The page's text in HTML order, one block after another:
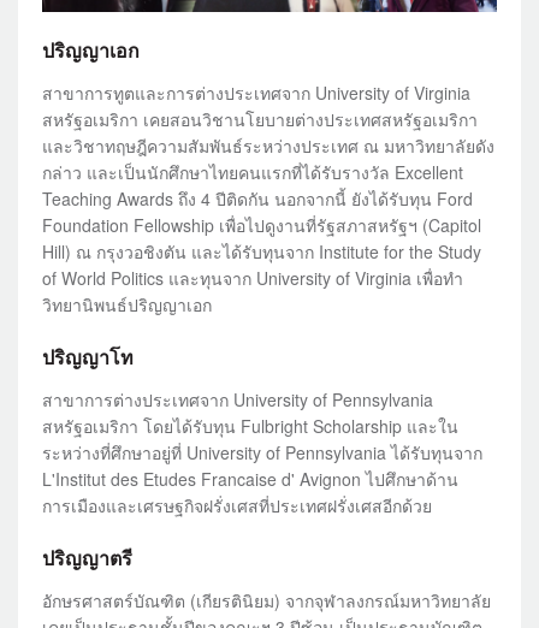
ปริญญาเอก
สาขาการทูตและการต่างประเทศจาก University of Virginia
สหรัฐอเมริกา เคยสอนวิชานโยบายต่างประเทศสหรัฐอเมริกา
และวิชาทฤษฎีความสัมพันธ์ระหว่างประเทศ ณ มหาวิทยาลัยดัง
กล่าว และเป็นนักศึกษาไทยคนแรกที่ได้รับรางวัล Excellent
Teaching Awards ถึง 4 ปีติดกัน นอกจากนี้ ยังได้รับทุน Ford
Foundation Fellowship เพื่อไปดูงานที่รัฐสภาสหรัฐฯ (Capitol
Hill) ณ กรุงวอชิงตัน และได้รับทุนจาก Institute for the Study
of World Politics และทุนจาก University of Virginia เพื่อทำ
วิทยานิพนธ์ปริญญาเอก
ปริญญาโท
สาขาการต่างประเทศจาก University of Pennsylvania
สหรัฐอเมริกา โดยได้รับทุน Fulbright Scholarship และใน
ระหว่างที่ศึกษาอยู่ที่ University of Pennsylvania ได้รับทุนจาก
L'Institut des Etudes Francaise d' Avignon ไปศึกษาด้าน
การเมืองและเศรษฐกิจฝรั่งเศสที่ประเทศฝรั่งเศสอีกด้วย
ปริญญาตรี
อักษรศาสตร์บัณฑิต (เกียรตินิยม) จากจุฬาลงกรณ์มหาวิทยาลัย